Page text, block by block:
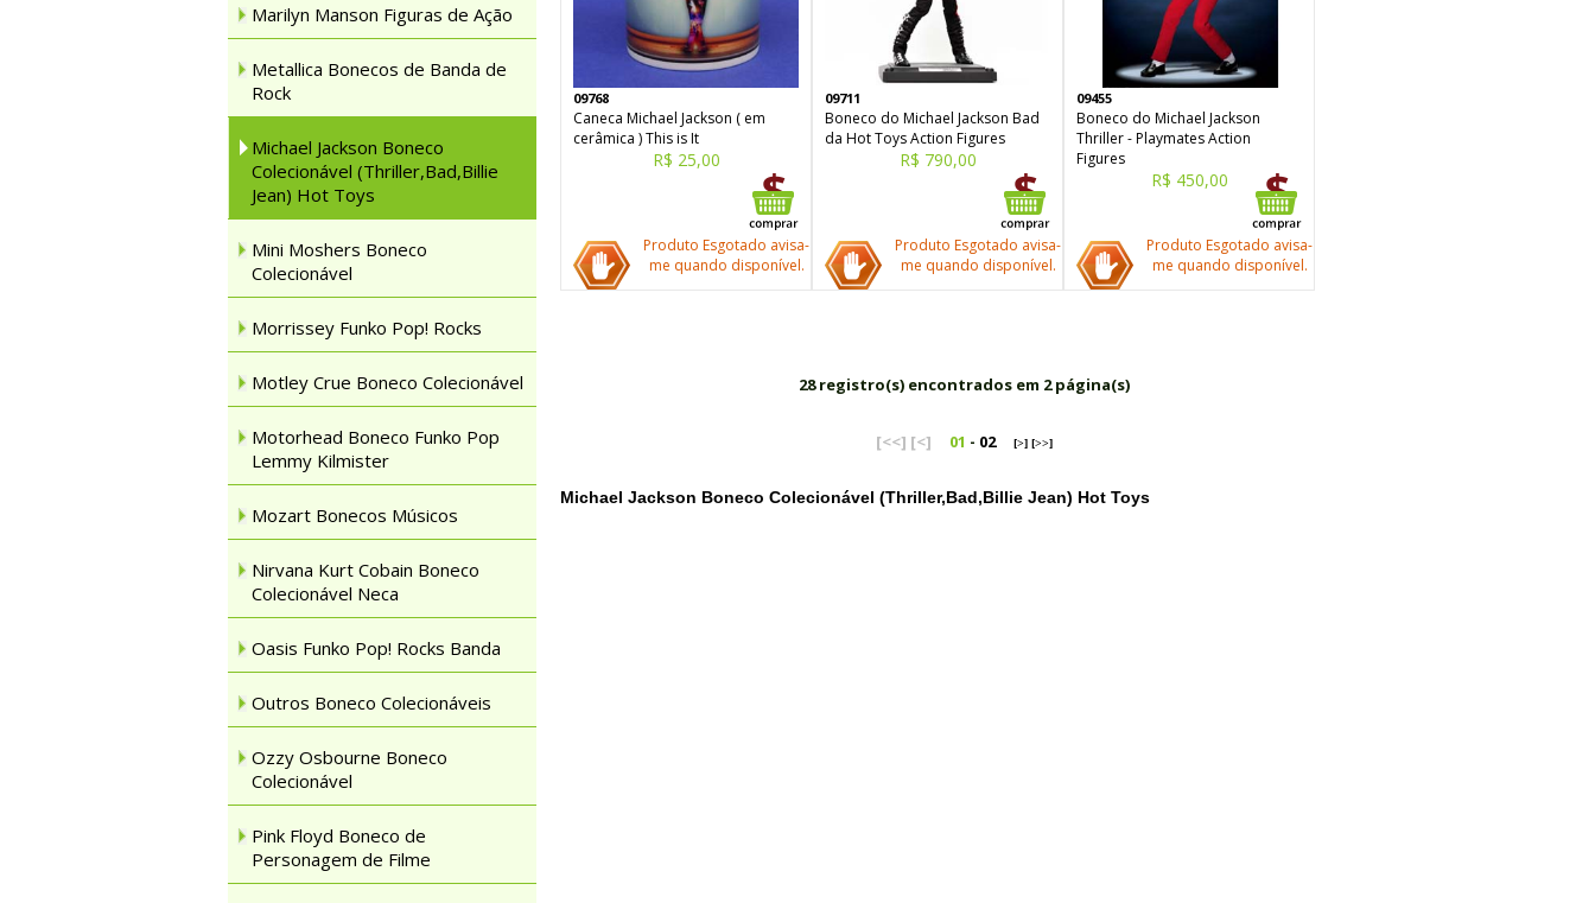
Marilyn Manson Figuras de Ação
Metallica Bonecos de Banda de
Rock
Michael Jackson Boneco
Colecionável (Thriller,Bad,Billie
Jean) Hot Toys
Mini Moshers Boneco
Colecionável
Morrissey Funko Pop! Rocks
Motley Crue Boneco Colecionável
Motorhead Boneco Funko Pop
Lemmy Kilmister
Mozart Bonecos Músicos
Nirvana Kurt Cobain Boneco
Colecionável Neca
Oasis Funko Pop! Rocks Banda
Outros Boneco Colecionáveis
Ozzy Osbourne Boneco
Colecionável
Pink Floyd Boneco de
Personagem de Filme
09768
Caneca Michael Jackson ( em
cerâmica ) This is It
R$ 25,00
Produto Esgotado avisa-
me quando disponível.
09711
Boneco do Michael Jackson Bad
da Hot Toys Action Figures
R$ 790,00
Produto Esgotado avisa-
me quando disponível.
09455
Boneco do Michael Jackson
Thriller - Playmates Action
Figures
R$ 450,00
Produto Esgotado avisa-
me quando disponível.
28 registro(s) encontrados em 2 página(s)
[<<] [<] 01 - 02 [>] [>>]
Michael Jackson Boneco Colecionável (Thriller,Bad,Billie Jean) Hot Toys